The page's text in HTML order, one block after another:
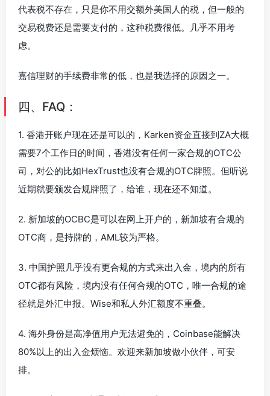
代表税不存在，只是你不用交额外美国人的税，但一般的
交易税费还是需要支付的，这种税费很低。几乎不用考
虑。
嘉信理财的手续费非常的低，也是我选择的原因之一。
四、FAQ：
1. 香港开账户现在还是可以的，Karken资金直接到ZA大概
需要7个工作日的时间，香港没有任何一家合规的OTC公
司，对公的比如HexTrust也没有合规的OTC牌照。但听说
近期就要颁发合规牌照了，给谁，现在还不知道。
2. 新加坡的OCBC是可以在网上开户的，新加坡有合规的
OTC商，是持牌的，AML较为严格。
3. 中国护照几乎没有更合规的方式来出入金，境内的所有
OTC都有风险，境内没有任何合规的OTC，唯一合规的途
径就是外汇申报。Wise和私人外汇额度不重叠。
4. 海外身份是高净值用户无法避免的，Coinbase能解决
80%以上的出入金烦恼。欢迎来新加坡做小伙伴，可安
排。